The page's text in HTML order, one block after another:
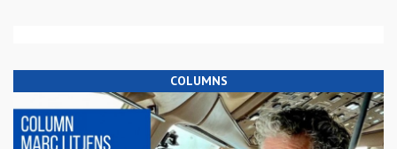
COLUMNS